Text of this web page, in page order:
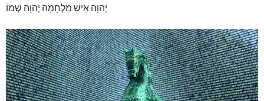
יְהוָה אִישׁ מִלְחָמָה יְהוָה שְׁמוֹ